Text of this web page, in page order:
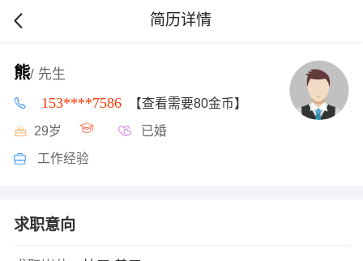
简历详情
熊/ 先生
153****7586 【查看需要80金币】
29岁 已婚
工作经验
求职意向